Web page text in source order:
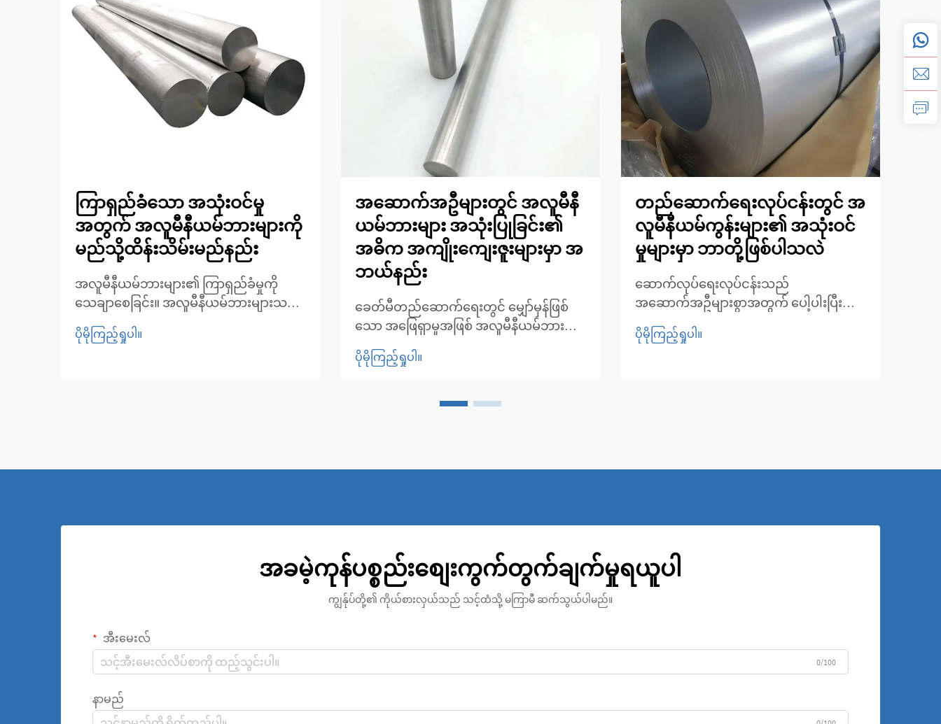
ကြာရှည်ခံသော အသုံးဝင်မှု
အတွက် အလူမီနီယမ်ဘားများကို
မည်သို့ထိန်းသိမ်းမည်နည်း
အလူမီနီယမ်ဘားများ၏ ကြာရှည်ခံမှုကို
သေချာစေခြင်း။ အလူမီနီယမ်ဘားများသည်
ကြောင့် စက်မှုလုပ်ငန်းများစွာတွင် အသုံး
ပိုမိုကြည့်ရှုပါ။
အဆောက်အဦများတွင် အလူမီနီ
ယမ်ဘားများ အသုံးပြုခြင်း၏
အဓိက အကျိုးကျေးဇူးများမှာ အ
ဘယ်နည်း
ခေတ်မီတည်ဆောက်ရေးတွင် မျှော်မှန်ဖြစ်
သော အဖြေရှာမှုအဖြစ် အလူမီနီယမ်ဘား
တည်ဆောက်ပုံအုတ်မြစ်များမှ အလှဆင်
အရေးပါသည့် အစိတ်အပိုင်းတစ်ခုအဖြစ်
ပိုမိုကြည့်ရှုပါ။
တည်ဆောက်ရေးလုပ်ငန်းတွင် အ
လူမီနီယမ်ကွန်းများ၏ အသုံးဝင်
မှုများမှာ ဘာတို့ဖြစ်ပါသလဲ
ဆောက်လုပ်ရေးလုပ်ငန်းသည်
အဆောက်အဦများစွာအတွက် ပေါ့ပါးပြီး
ယမ် cu များကို ပိုမိုအသုံးပြုလာကြသည်။
ပိုမိုကြည့်ရှုပါ။
အခမဲ့ကုန်ပစ္စည်းစျေးကွက်တွက်ချက်မှုရယူပါ
ကျွန်ုပ်တို့၏ ကိုယ်စားလှယ်သည် သင့်ထံသို့ မကြာမီ ဆက်သွယ်ပါမည်။
အီးမေးလ်
0/100
နာမည်